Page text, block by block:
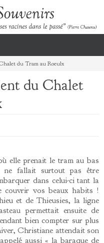
du Tram au Roeulx
du Chalet
elle prenait le tram au bas
fallait surtout pas être
dans celui-ci tant la
couvrir vos beaux habits !
et de Thieusies, la ligne
permettait ensuite de
bien compter sur plus
Christiane attendait son
aussi « la baraque de